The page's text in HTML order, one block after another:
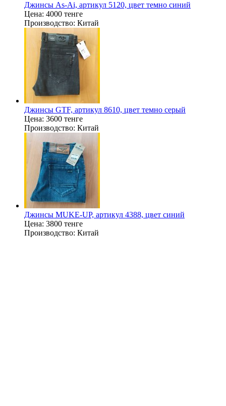
Джинсы As-Ai, артикул 5120, цвет темно синий
Цена: 4000 тенге
Производство: Китай
Джинсы GTF, артикул 8610, цвет темно серый
Цена: 3600 тенге
Производство: Китай
Джинсы MUKE-UP, артикул 4388, цвет синий
Цена: 3800 тенге
Производство: Китай